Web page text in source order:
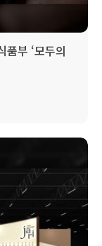
품부 ‘모두의